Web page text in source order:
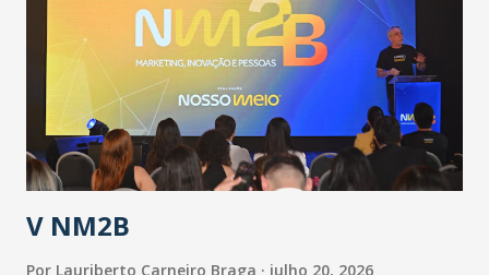
aumento de casos de dengue, influenza ou H1N1. Trata-se
de uma epidemia com um vírus diferente, com um poder de
contaminação maior que outros coronavírus”, apontou o
secretário. Segundo ele, é uma epidemia com chance de
contaminação alta, podendo gerar um grande risco à
população e ao sistema de saúde. “Precisamos saber fazer a
estratificação do risco da doença, para não so...
V NM2B
Por Lauriberto Carneiro Braga julho 20, 2026